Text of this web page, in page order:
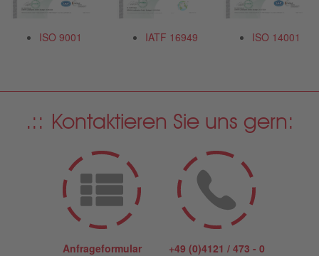
ISO 9001 IATF 16949 ISO 14001
Kontaktieren Sie uns gern:
Anfrageformular +49 (0)4121 / 473 - 0